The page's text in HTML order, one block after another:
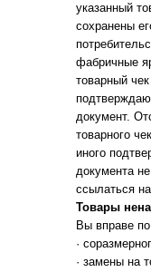
указанный
сохранены
фабричные
товарный
документ.
товарного
иного
документа
ссылаться
Товары
Вы вправе
·
· замены на